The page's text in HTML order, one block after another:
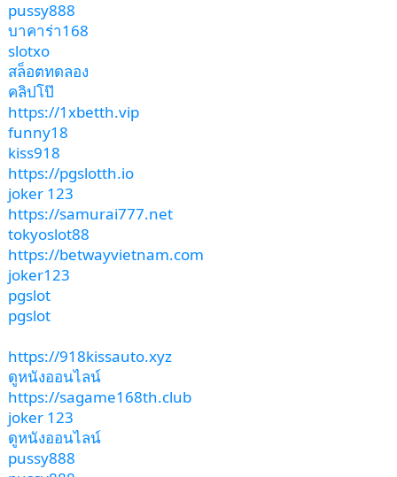
pussy888
บาคาร่า168
slotxo
สล็อตทดลอง
คลิปโป๊
https://1xbetth.vip
funny18
kiss918
https://pgslotth.io
joker 123
https://samurai777.net
tokyoslot88
https://betwayvietnam.com
joker123
pgslot
pgslot
https://918kissauto.xyz
ดูหนังออนไลน์
https://sagame168th.club
joker 123
ดูหนังออนไลน์
pussy888